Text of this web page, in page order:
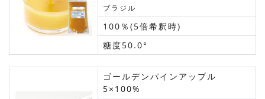
ブラジル
100％(5倍希釈時)
糖度50.0°
ゴールデンパインアップル
5×100%